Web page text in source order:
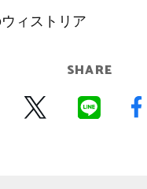
ィストリア
SHARE